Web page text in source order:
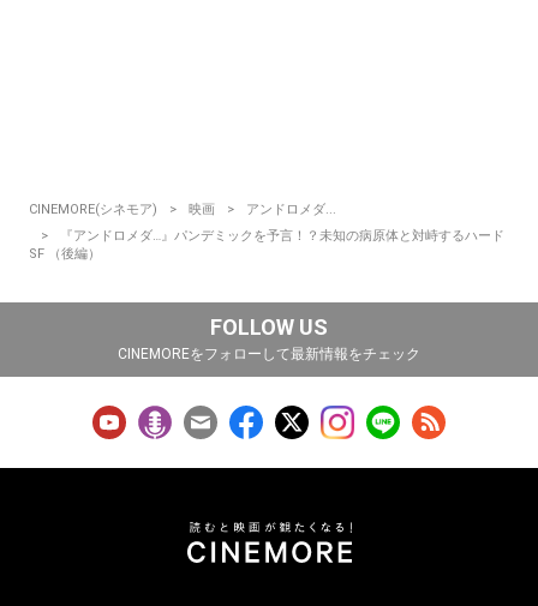
CINEMORE(シネモア) 映画
アンドロメダ...
『アンドロメダ…』パンデミックを予言！？未知の病原体と対峙するハード
SF （後編）
FOLLOW US
CINEMOREをフォローして最新情報をチェック